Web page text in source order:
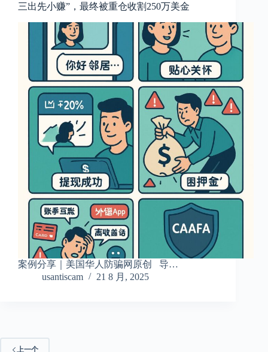
三出先小赚”，最终被重仓收割250万美金
案例分享｜美国华人防骗网原创 导…
usantiscam
21 8 月, 2025
上一个